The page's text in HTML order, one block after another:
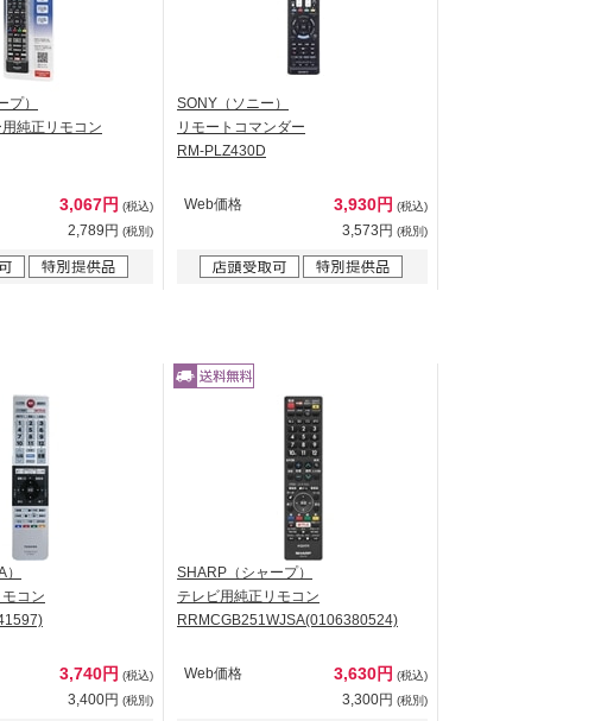
）
純正リモコン
3,067円 (税込)
2,789円 (税別)
SONY（ソニー）
リモートコマンダー
RM-PLZ430D
Web価格 3,930円 (税込)
3,573円 (税別)
コン
3,740円 (税込)
3,400円 (税別)
SHARP（シャープ）
テレビ用純正リモコン
RRMCGB251WJSA(0106380524)
Web価格 3,630円 (税込)
3,300円 (税別)